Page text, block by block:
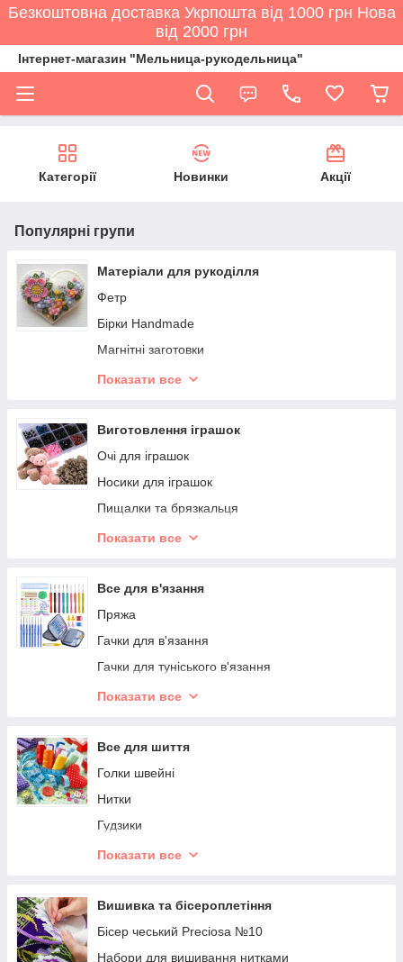
Безкоштовна доставка Укрпошта від 1000 грн Нова
від 2000 грн
Інтернет-магазин "Мельница-рукодельница"
Категорії Новинки Акції
Популярні групи
Матеріали для рукоділля
Фетр
Бірки Handmade
Магнітні заготовки
Cкляні пляшечки
Годинникові механізми
Екошкіра
Синельний дріт
Помпони
Кристали
Показати все
Виготовлення іграшок
Очі для іграшок
Носики для іграшок
Пищалки та брязкальця
Волосся для ляльок
Суглоби
Дзвіночки
Окуляри для іграшок
Заготовки для іграшок
Показати все
Все для в'язання
Пряжа
Гачки для в'язання
Гачки для туніського в'язання
Спиці шкарпеткові
Спиці довгі
Спиці та гачки для товстого в'язання
Додаткові пристосування
Показати все
Все для шиття
Голки швейні
Нитки
Гудзики
Ножиці
Шпильки
Липучки
Тканини для рукоділля
Показати все
Вишивка та бісероплетіння
Бісер чеський Preciosa №10
Набори для вишивання нитками